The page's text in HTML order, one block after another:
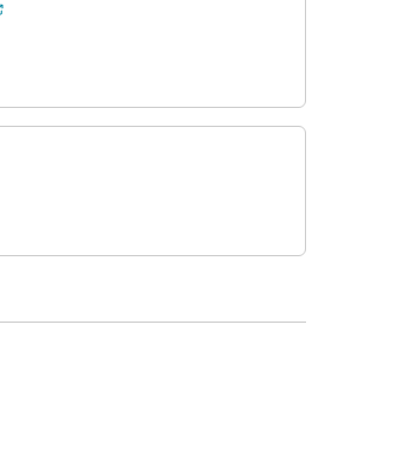
(ouverture dans un nouvel onglet)